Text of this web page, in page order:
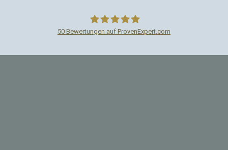
50 Bewertungen auf ProvenExpert.com